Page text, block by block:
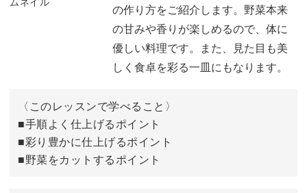
みじん切りした野菜を炒める 05:33
09:21
保存袋に移す
完成♪
の作り方をご紹介します。野菜本来
の甘みや香りが楽しめるので、体に
優しい料理です。また、見た目も美
しく食卓を彩る一皿にもなります。
〈このレッスンで学べること〉
■手順よく仕上げるポイント
■彩り豊かに仕上げるポイント
■野菜をカットするポイント